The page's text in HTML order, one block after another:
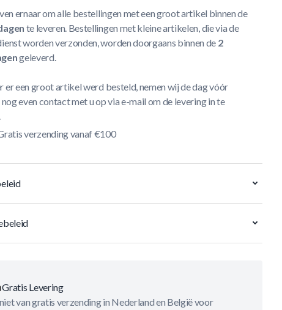
ernaar om alle bestellingen met een groot artikel binnen de
te leveren. Bestellingen met kleine artikelen, die via de
worden verzonden, worden doorgaans binnen de 2
geleverd.
er een groot artikel werd besteld, nemen wij de dag vóór
even contact met u op via e-mail om de levering in te
verzending vanaf €100
Gratis Levering
van gratis verzending in Nederland en België voor